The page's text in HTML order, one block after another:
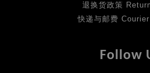
退换货政策
快递与邮费
Follow